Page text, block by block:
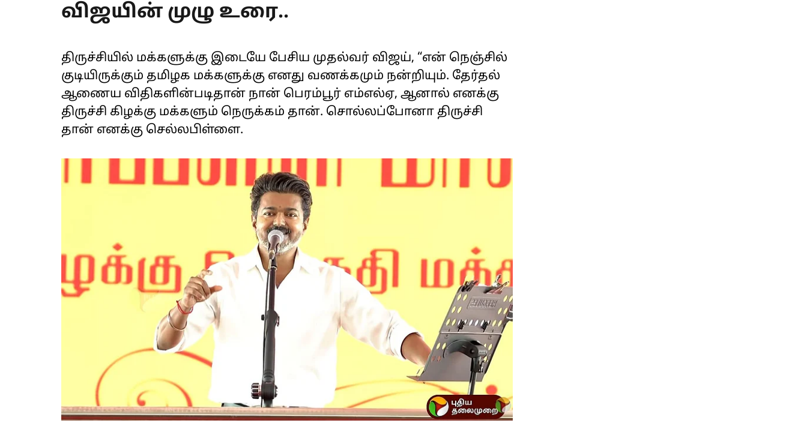
விஜயின் முழு உரை..
திருச்சியில் மக்களுக்கு இடையே பேசிய முதல்வர் விஜய், “என் நெஞ்சில்
குடியிருக்கும் தமிழக மக்களுக்கு எனது வணக்கமும் நன்றியும். தேர்தல்
ஆணைய விதிகளின்படிதான் நான் பெரம்பூர் எம்எல்ஏ, ஆனால் எனக்கு
திருச்சி கிழக்கு மக்களும் நெருக்கம் தான். சொல்லப்போனா திருச்சி
தான் எனக்கு செல்லபிள்ளை.